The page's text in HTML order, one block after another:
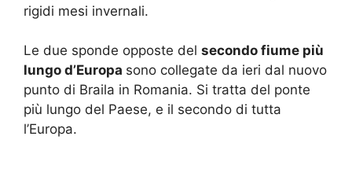
rigidi mesi invernali.
Le due sponde opposte del secondo fiume più
lungo d’Europa sono collegate da ieri dal nuovo
punto di Braila in Romania. Si tratta del ponte
più lungo del Paese, e il secondo di tutta
l’Europa.